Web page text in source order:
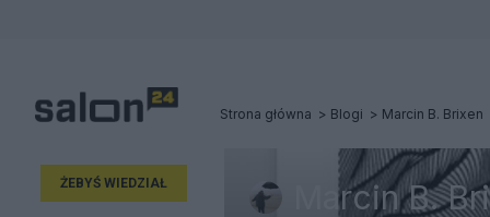
Strona główna Blogi Marcin B. Brixen
ŻEBYŚ WIEDZIAŁ Marcin B.